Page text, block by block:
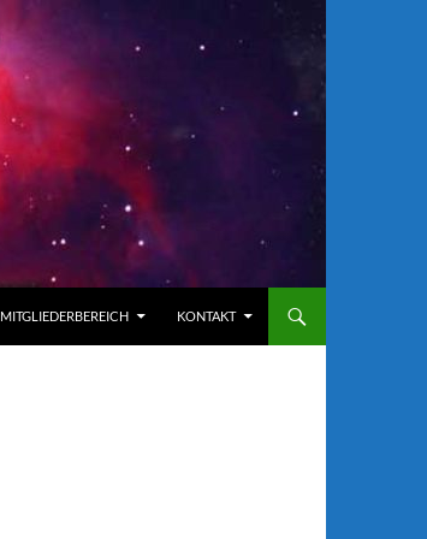
MITGLIEDERBEREICH KONTAKT